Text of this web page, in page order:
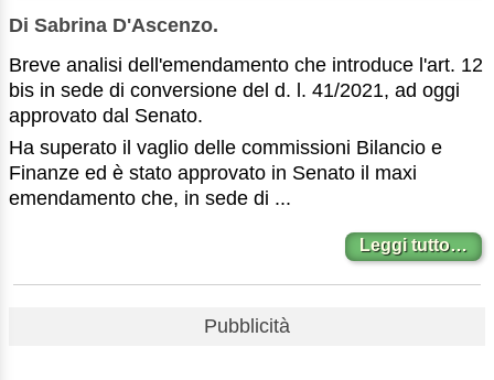
Di Sabrina D'Ascenzo.
Breve analisi dell'emendamento che introduce l'art. 12
bis in sede di conversione del d. l. 41/2021, ad oggi
approvato dal Senato.
Ha superato il vaglio delle commissioni Bilancio e
Finanze ed è stato approvato in Senato il maxi
emendamento che, in sede di ...
Leggi tutto…
Pubblicità